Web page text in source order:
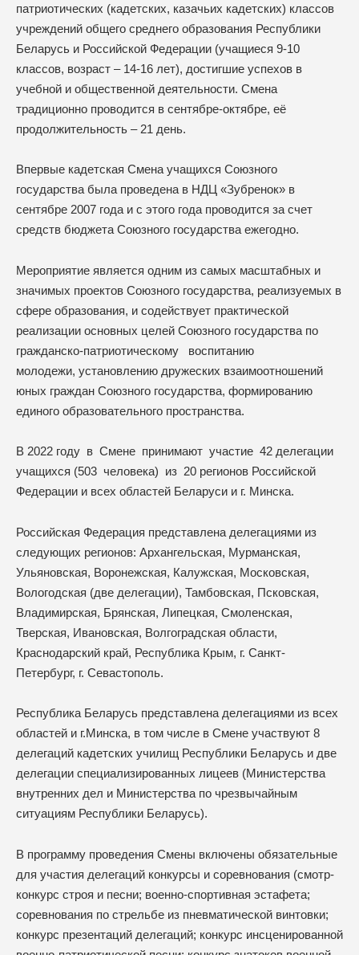
патриотических (кадетских, казачьих кадетских) классов
учреждений общего среднего образования Республики
Беларусь и Российской Федерации (учащиеся 9-10
классов, возраст – 14-16 лет), достигшие успехов в
учебной и общественной деятельности. Смена
традиционно проводится в сентябре-октябре, её
продолжительность – 21 день.
Впервые кадетская Смена учащихся Союзного
государства была проведена в НДЦ «Зубренок» в
сентябре 2007 года и с этого года проводится за счет
средств бюджета Союзного государства ежегодно.
Мероприятие является одним из самых масштабных и
значимых проектов Союзного государства, реализуемых в
сфере образования, и содействует практической
реализации основных целей Союзного государства по
гражданско-патриотическому воспитанию
молодежи, установлению дружеских взаимоотношений
юных граждан Союзного государства, формированию
единого образовательного пространства.
В 2022 году в Смене принимают участие 42 делегации
учащихся (503 человека) из 20 регионов Российской
Федерации и всех областей Беларуси и г. Минска.
Российская Федерация представлена делегациями из
следующих регионов: Архангельская, Мурманская,
Ульяновская, Воронежская, Калужская, Московская,
Вологодская (две делегации), Тамбовская, Псковская,
Владимирская, Брянская, Липецкая, Смоленская,
Тверская, Ивановская, Волгоградская области,
Краснодарский край, Республика Крым, г. Санкт-
Петербург, г. Севастополь.
Республика Беларусь представлена делегациями из всех
областей и г.Минска, в том числе в Смене участвуют 8
делегаций кадетских училищ Республики Беларусь и две
делегации специализированных лицеев (Министерства
внутренних дел и Министерства по чрезвычайным
ситуациям Республики Беларусь).
В программу проведения Смены включены обязательные
для участия делегаций конкурсы и соревнования (смотр-
конкурс строя и песни; военно-спортивная эстафета;
соревнования по стрельбе из пневматической винтовки;
конкурс презентаций делегаций; конкурс инсценированной